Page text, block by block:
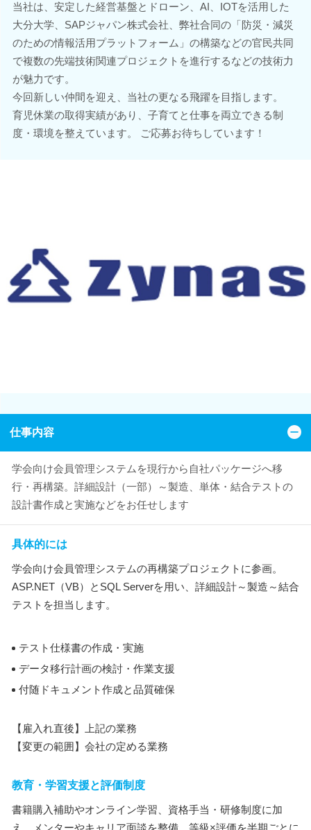
当社は、安定した経営基盤とドローン、AI、IOTを活用した
大分大学、SAPジャパン株式会社、弊社合同の「防災・減災
のための情報活用プラットフォーム」の構築などの官民共同
で複数の先端技術関連プロジェクトを進行するなどの技術力
が魅力です。
今回新しい仲間を迎え、当社の更なる飛躍を目指します。
育児休業の取得実績があり、子育てと仕事を両立できる制
度・環境を整えています。 ご応募お待ちしています！
仕事内容
学会向け会員管理システムを現行から自社パッケージへ移
行・再構築。詳細設計（一部）～製造、単体・結合テストの
設計書作成と実施などをお任せします
具体的には
学会向け会員管理システムの再構築プロジェクトに参画。
ASP.NET（VB）とSQL Serverを用い、詳細設計～製造～結合
テストを担当します。
テスト仕様書の作成・実施
データ移行計画の検討・作業支援
付随ドキュメント作成と品質確保
【雇入れ直後】上記の業務
【変更の範囲】会社の定める業務
教育・学習支援と評価制度
書籍購入補助やオンライン学習、資格手当・研修制度に加
え、メンターやキャリア面談を整備。等級×評価を半期ごとに